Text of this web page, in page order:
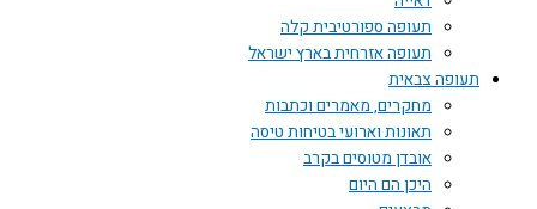
תעופה ספורטיבית קלה
תעופה אזרחית בארץ ישראל
תעופה צבאית
מחקרים, מאמרים וכתבות
תאונות וארועי בטיחות טיסה
אובדן מטוסים בקרב
היכן הם היום